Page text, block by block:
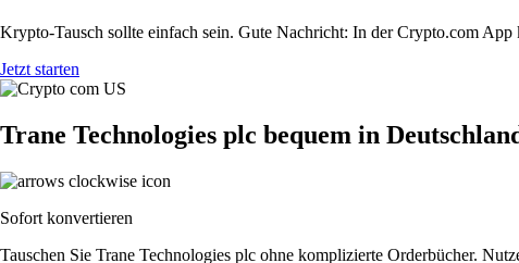
Krypto-Tausch sollte einfach sein. Gute Nachricht: In der Crypto.com
Jetzt starten
Trane Technologies plc bequem in
Sofort konvertieren
Tauschen Sie Trane Technologies plc ohne komplizierte Orderbücher.